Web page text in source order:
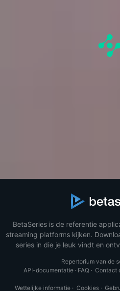
BetaSeries is de referentie
streaming platforms kijken.
series in die je leuk vindt en
Repertorium van de
API-documentatie· FAQ· Contact
Wettelijke informatie· Cookies·